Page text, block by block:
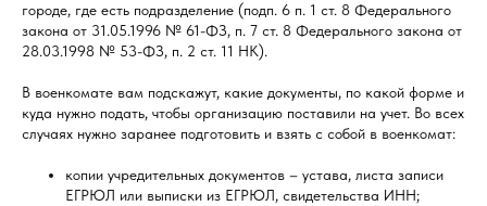
городе, где есть подразделение (подп. 6 п. 1 ст. 8 Федерального
закона от 31.05.1996 № 61-ФЗ, п. 7 ст. 8 Федерального закона от
28.03.1998 № 53-ФЗ, п. 2 ст. 11 НК).
В военкомате вам подскажут, какие документы, по какой форме и
куда нужно подать, чтобы организацию поставили на учет. Во всех
случаях нужно заранее подготовить и взять с собой в военкомат:
копии учредительных документов – устава, листа записи
ЕГРЮЛ или выписки из ЕГРЮЛ, свидетельства ИНН;